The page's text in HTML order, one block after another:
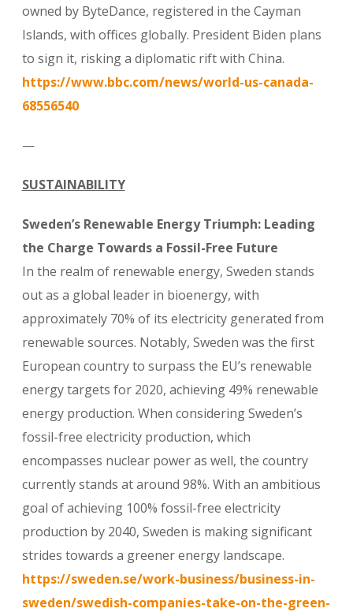
owned by ByteDance, registered in the Cayman
Islands, with offices globally. President Biden plans
to sign it, risking a diplomatic rift with China.
https://www.bbc.com/news/world-us-canada-
68556540
—
SUSTAINABILITY
Sweden’s Renewable Energy Triumph: Leading
the Charge Towards a Fossil-Free Future
In the realm of renewable energy, Sweden stands
out as a global leader in bioenergy, with
approximately 70% of its electricity generated from
renewable sources. Notably, Sweden was the first
European country to surpass the EU’s renewable
energy targets for 2020, achieving 49% renewable
energy production. When considering Sweden’s
fossil-free electricity production, which
encompasses nuclear power as well, the country
currently stands at around 98%. With an ambitious
goal of achieving 100% fossil-free electricity
production by 2040, Sweden is making significant
strides towards a greener energy landscape.
https://sweden.se/work-business/business-in-
sweden/swedish-companies-take-on-the-green-